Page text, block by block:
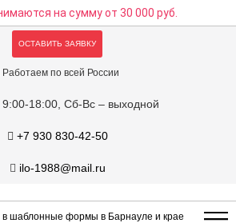
на суммуот 30 000 руб.
ОСТАВИТЬ ЗАЯВКУ
Работаем по всей России
18:00, Сб-Вс – выходной
+7 930 830-42-50
ilo-1988@mail.ru
в шаблонные формы в Барнауле и крае